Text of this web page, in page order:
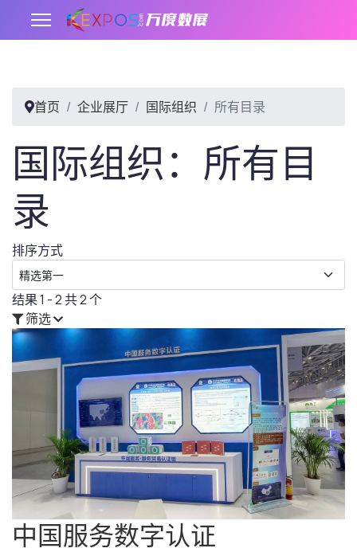
首页 企业展厅 国际组织 所有目录
国际组织：所有目
录
排序方式
结果 1 - 2 共 2 个
筛选
中国服务数字认证